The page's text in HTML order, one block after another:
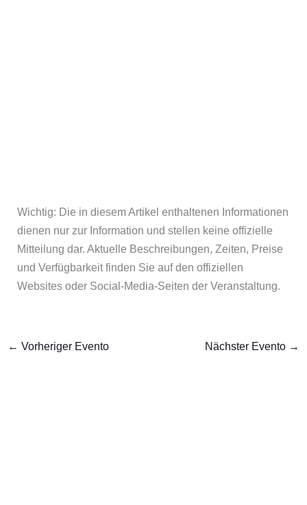
Wichtig: Die in diesem Artikel enthaltenen Informationen
dienen nur zur Information und stellen keine offizielle
Mitteilung dar. Aktuelle Beschreibungen, Zeiten, Preise
und Verfügbarkeit finden Sie auf den offiziellen
Websites oder Social-Media-Seiten der Veranstaltung.
← Vorheriger Evento Nächster Evento →